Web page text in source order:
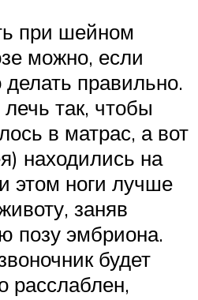
при шейном
можно, если
делать правильно.
так, чтобы
в матрас, а вот
находились на
этом ноги лучше
заняв
позу эмбриона.
будет
расслаблен,